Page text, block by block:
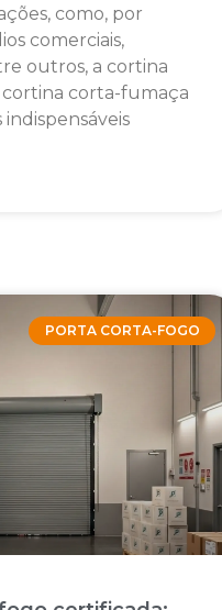
como, por
comerciais,
outros, a cortina
corta-fumaça
PORTA CORTA-FOGO